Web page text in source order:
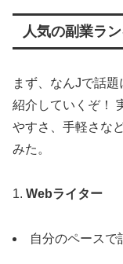
人気の副業ラ
まず、なんJで話
紹介していくぞ！
やすさ、手軽さな
みた。
1. Webライター
自分のペースで